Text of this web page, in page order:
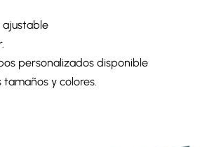
ajustable
personalizados disponible
y colores.